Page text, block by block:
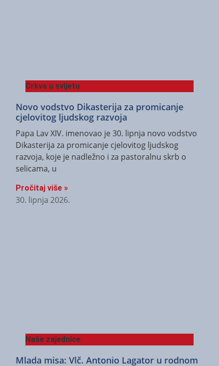
Crkva u svijetu
Novo vodstvo Dikasterija za promicanje
cjelovitog ljudskog razvoja
Papa Lav XIV. imenovao je 30. lipnja novo vodstvo
Dikasterija za promicanje cjelovitog ljudskog
razvoja, koje je nadležno i za pastoralnu skrb o
selicama, u
Pročitaj više »
30. lipnja 2026.
Naše zajednice
Mlada misa: Vlč. Antonio Lagator u rodnom